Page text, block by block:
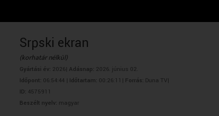
Srpski ekran
(korhatár nélkül)
Gyártási év: 2026| Adásnap: 2026. június 02.
Időpont: 06:54:44 | Időtartam: 00:26:11| Forrás: Duna TV|
ID: 4575911
Beszélt nyelv: magyar